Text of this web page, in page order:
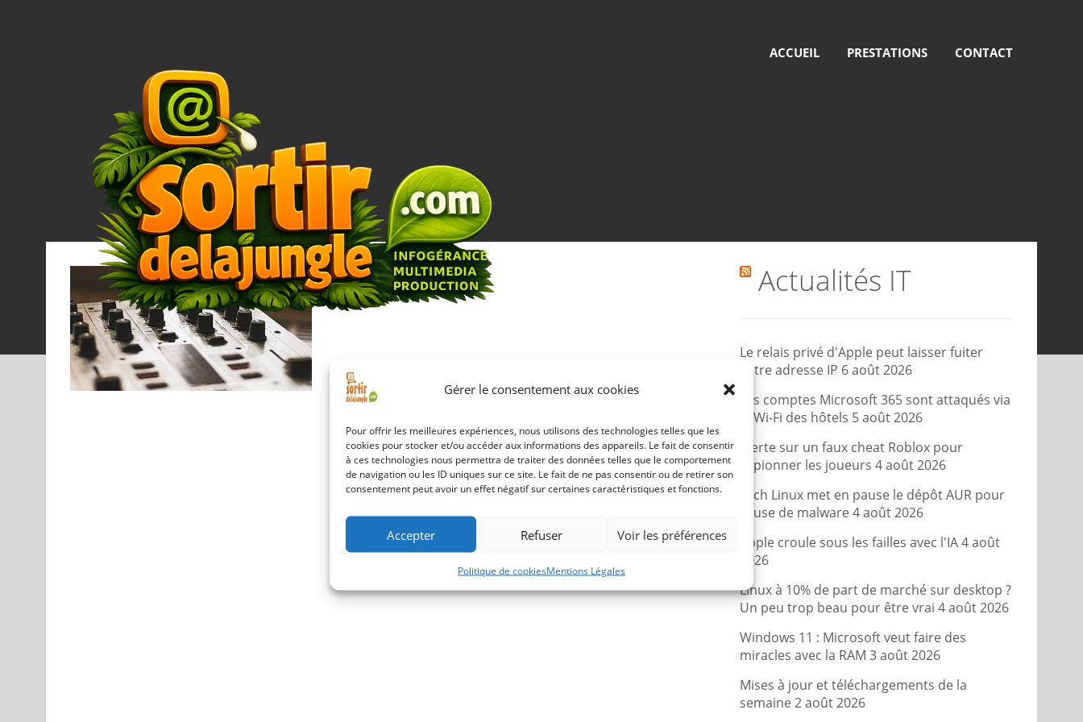
Gérer le consentement aux cookies
Pour offrir les meilleures expériences, nous utilisons des technologies telles que les
cookies pour stocker et/ou accéder aux informations des appareils. Le fait de consentir
à ces technologies nous permettra de traiter des données telles que le comportement
de navigation ou les ID uniques sur ce site. Le fait de ne pas consentir ou de retirer son
consentement peut avoir un effet négatif sur certaines caractéristiques et fonctions.
Accepter Refuser Voir les préférences
Politique de cookiesMentions Légales
ACCUEIL PRESTATIONS CONTACT
Actualités IT
Le relais privé d'Apple peut laisser fuiter
votre adresse IP 6 août 2026
Les comptes Microsoft 365 sont attaqués via
le Wi-Fi des hôtels 5 août 2026
Alerte sur un faux cheat Roblox pour
espionner les joueurs 4 août 2026
Arch Linux met en pause le dépôt AUR pour
cause de malware 4 août 2026
Apple croule sous les failles avec l'IA4 août
2026
Linux à 10% de part de marché sur desktop ?
Un peu trop beau pour être vrai 4 août 2026
Windows 11 : Microsoft veut faire des
miracles avec la RAM 3 août 2026
Mises à jour et téléchargements de la
semaine 2 août 2026